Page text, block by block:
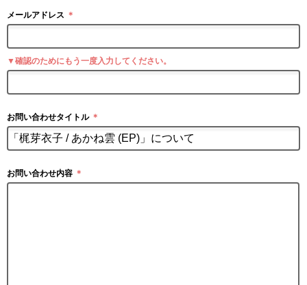
メールアドレス ＊
▼確認のためにもう一度入力してください。
お問い合わせタイトル ＊
お問い合わせ内容 ＊